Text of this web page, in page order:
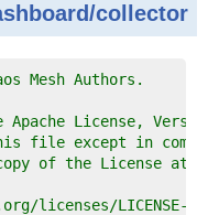
collector
Mesh Authors.
Apache License,
file except in
of the License at
licenses/LICENSE-